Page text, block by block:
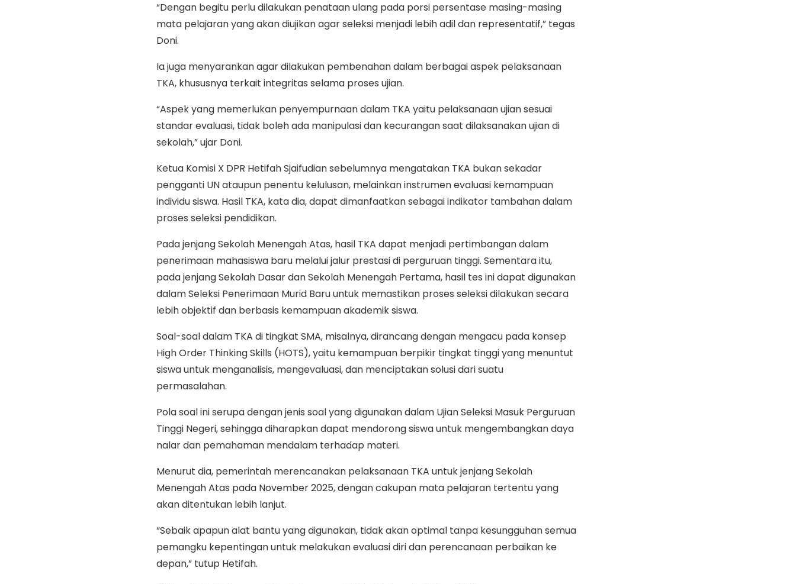
“Dengan begitu perlu dilakukan penataan ulang pada porsi persentase masing-masing
mata pelajaran yang akan diujikan agar seleksi menjadi lebih adil dan representatif,” tegas
Doni.
Ia juga menyarankan agar dilakukan pembenahan dalam berbagai aspek pelaksanaan
TKA, khususnya terkait integritas selama proses ujian.
“Aspek yang memerlukan penyempurnaan dalam TKA yaitu pelaksanaan ujian sesuai
standar evaluasi, tidak boleh ada manipulasi dan kecurangan saat dilaksanakan ujian di
sekolah,” ujar Doni.
Ketua Komisi X DPR Hetifah Sjaifudian sebelumnya mengatakan TKA bukan sekadar
pengganti UN ataupun penentu kelulusan, melainkan instrumen evaluasi kemampuan
individu siswa. Hasil TKA, kata dia, dapat dimanfaatkan sebagai indikator tambahan dalam
proses seleksi pendidikan.
Pada jenjang Sekolah Menengah Atas, hasil TKA dapat menjadi pertimbangan dalam
penerimaan mahasiswa baru melalui jalur prestasi di perguruan tinggi. Sementara itu,
pada jenjang Sekolah Dasar dan Sekolah Menengah Pertama, hasil tes ini dapat digunakan
dalam Seleksi Penerimaan Murid Baru untuk memastikan proses seleksi dilakukan secara
lebih objektif dan berbasis kemampuan akademik siswa.
Soal-soal dalam TKA di tingkat SMA, misalnya, dirancang dengan mengacu pada konsep
High Order Thinking Skills (HOTS), yaitu kemampuan berpikir tingkat tinggi yang menuntut
siswa untuk menganalisis, mengevaluasi, dan menciptakan solusi dari suatu
permasalahan.
Pola soal ini serupa dengan jenis soal yang digunakan dalam Ujian Seleksi Masuk Perguruan
Tinggi Negeri, sehingga diharapkan dapat mendorong siswa untuk mengembangkan daya
nalar dan pemahaman mendalam terhadap materi.
Menurut dia, pemerintah merencanakan pelaksanaan TKA untuk jenjang Sekolah
Menengah Atas pada November 2025, dengan cakupan mata pelajaran tertentu yang
akan ditentukan lebih lanjut.
“Sebaik apapun alat bantu yang digunakan, tidak akan optimal tanpa kesungguhan semua
pemangku kepentingan untuk melakukan evaluasi diri dan perencanaan perbaikan ke
depan,” tutup Hetifah.